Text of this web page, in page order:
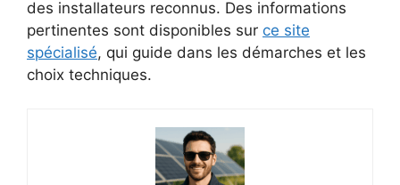
des installateurs reconnus. Des informations
pertinentes sont disponibles sur ce site
spécialisé, qui guide dans les démarches et les
choix techniques.